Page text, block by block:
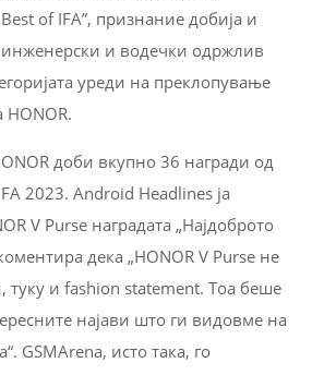
of IFA”, признание добија и
и водечки одржлив
уреди на преклопување
HONOR.
доби вкупно 36 награди од
2023. Android Headlines ја
V Purse наградата „Најдоброто
дека „HONOR V Purse не
туку и fashion statement. Тоа беше
најави што ги видовме на
GSMArena, исто така, го